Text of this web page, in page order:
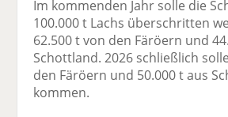
Im kommenden Jahr solle die
100.000 t Lachs überschritten
62.500 t von den Färöern und
Schottland. 2026 schließlich
den Färöern und 50.000 t aus
kommen.